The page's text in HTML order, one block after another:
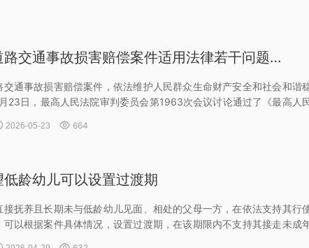
关于审理道路交通事故损害赔偿案件适用法律若干问题的解释（二）
交通事故损害赔偿案件，依法维护人民群众生命财产安全和社会和谐
23日，最高人民法院审判委员会第1963次会议讨论通过了《最高人
路交通事故损害赔偿案件适用法律若干问题的解释（二）》（以下简称
2026-05-23  664
龄幼儿可以设置过渡期
接抚养且长期未与低龄幼儿见面、相处的父母一方，在依法支持其行
可以根据案件具体情况，设置过渡期，在该期限内不支持其接走未成
允许直接抚养的一方在场陪同探望。